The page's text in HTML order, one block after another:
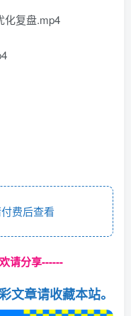
化复盘.mp4
费后查看
请分享------
文章请收藏本站。